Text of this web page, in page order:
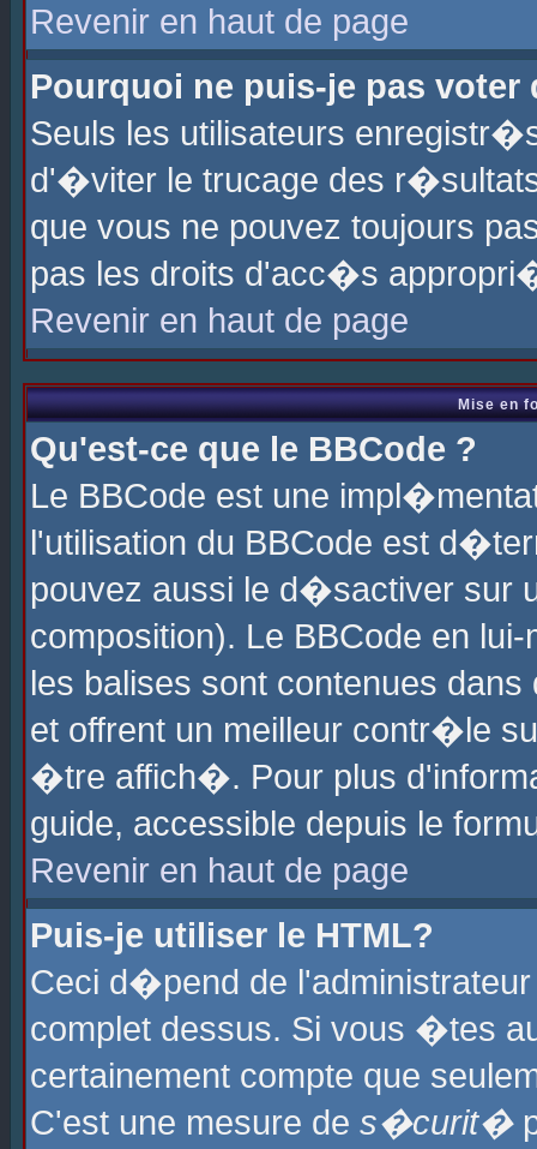
Revenir en haut de page
Pourquoi ne puis-je pas voter
Seuls les utilisateurs
d'�viter le trucage des
que vous ne pouvez toujours
pas les droits d'acc�s
Revenir en haut de page
Mise en
Qu'est-ce que le BBCode ?
Le BBCode est une
l'utilisation du BBCode est
pouvez aussi le d�sactiver sur
composition). Le BBCode en
les balises sont contenues
et offrent un meilleur contr�le
�tre affich�. Pour plus
guide, accessible depuis le
Revenir en haut de page
Puis-je utiliser le HTML?
Ceci d�pend de
complet dessus. Si vous �tes
certainement compte que
C'est une mesure de s�curit�